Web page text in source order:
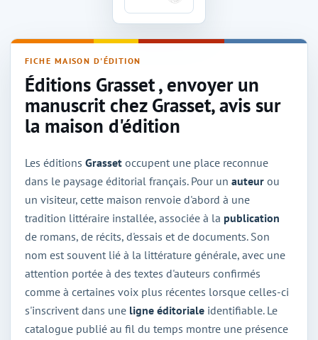
FICHE MAISON D'ÉDITION
Éditions Grasset , envoyer un
manuscrit chez Grasset, avis sur
la maison d'édition
Les éditions Grasset occupent une place reconnue
dans le paysage éditorial français. Pour un auteur ou
un visiteur, cette maison renvoie d'abord à une
tradition littéraire installée, associée à la publication
de romans, de récits, d'essais et de documents. Son
nom est souvent lié à la littérature générale, avec une
attention portée à des textes d'auteurs confirmés
comme à certaines voix plus récentes lorsque celles-ci
s'inscrivent dans une ligne éditoriale identifiable. Le
catalogue publié au fil du temps montre une présence